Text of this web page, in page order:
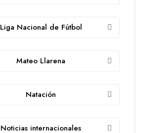
Liga Nacional de Fútbol
Mateo Llarena
Natación
Noticias internacionales